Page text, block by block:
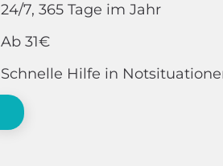
24/7, 365 Tage im Jahr
Ab 31€
Schnelle Hilfe in